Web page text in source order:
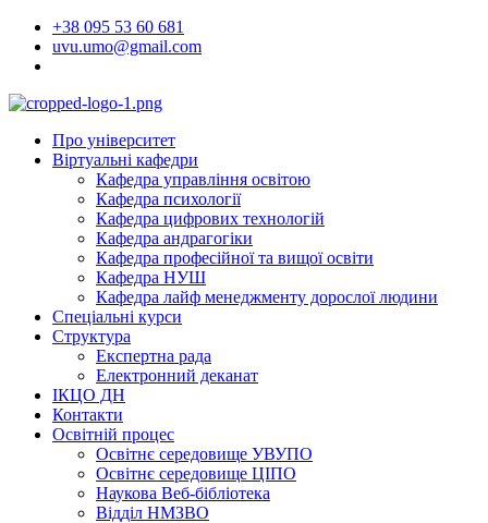
Перейти
вмісту
+38 095 53 60 681
uvu.umo@gmail.com
Про університет
Віртуальні кафедри
Кафедра управління освітою
Кафедра психології
Кафедра цифрових технологій
Кафедра андрагогіки
Кафедра професійної та вищої освіти
Кафедра НУШ
Кафедра лайф менеджменту дорослої людини
Спеціальні курси
Структура
Експертна рада
Електронний деканат
ІКЦО ДН
Контакти
Освітній процес
Освітнє середовище УВУПО
Освітнє середовище ЦІПО
Наукова Веб-бібліотека
Відділ НМЗВО